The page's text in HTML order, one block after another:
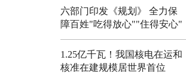
六部门印发《规划》 全力保
障百姓"吃得放心""住得安心"
1.25亿千瓦！我国核电在运和
核准在建规模居世界首位